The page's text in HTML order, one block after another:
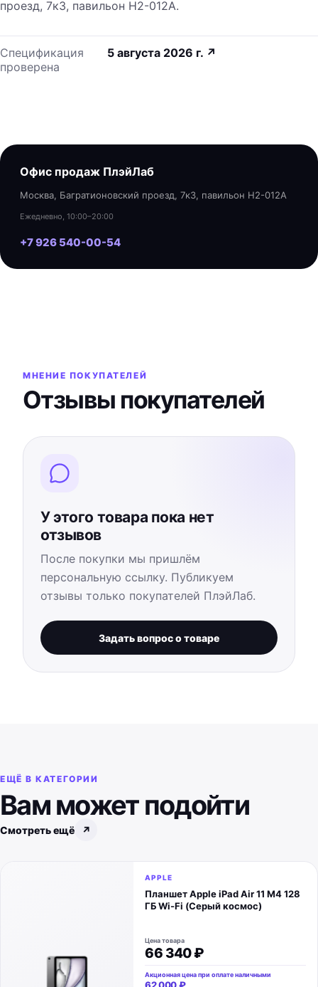
проезд, 7к3, павильон H2-012A.
Спецификация
проверена
5 августа 2026 г. ↗
Офис продаж ПлэйЛаб
Москва, Багратионовский проезд, 7к3, павильон H2-012A
Ежедневно, 10:00–20:00
+7 926 540-00-54
МНЕНИЕ ПОКУПАТЕЛЕЙ
Отзывы покупателей
У этого товара пока нет
отзывов
После покупки мы пришлём
персональную ссылку. Публикуем
отзывы только покупателей ПлэйЛаб.
Задать вопрос о товаре
ЕЩЁ В КАТЕГОРИИ
Вам может подойти
Смотреть ещё ↗
APPLE
Планшет Apple iPad Air 11 M4 128
ГБ Wi-Fi (Серый космос)
Цена товара
66 340 ₽
Акционная цена при оплате наличными